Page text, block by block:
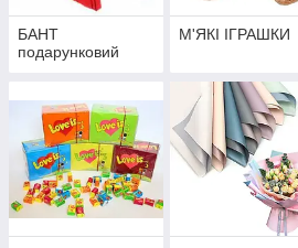
БАНТ
подарунковий
М'ЯКІ ІГРАШКИ